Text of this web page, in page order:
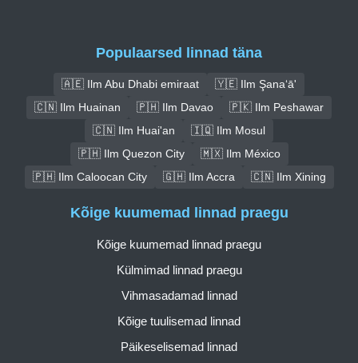
Populaarsed linnad täna
🇦🇪 Ilm Abu Dhabi emiraat
🇾🇪 Ilm Şana‘ā'
🇨🇳 Ilm Huainan
🇵🇭 Ilm Davao
🇵🇰 Ilm Peshawar
🇨🇳 Ilm Huai'an
🇮🇶 Ilm Mosul
🇵🇭 Ilm Quezon City
🇲🇽 Ilm México
🇵🇭 Ilm Caloocan City
🇬🇭 Ilm Accra 🇨🇳 Ilm Xining
Kõige kuumemad linnad praegu
Kõige kuumemad linnad praegu
Külmimad linnad praegu
Vihmasadamad linnad
Kõige tuulisemad linnad
Päikeselisemad linnad